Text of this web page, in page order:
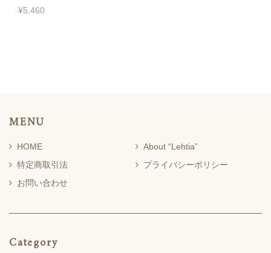
¥5,460
MENU
HOME
About “Lehtia”
特定商取引法
プライバシーポリシー
お問い合わせ
Category